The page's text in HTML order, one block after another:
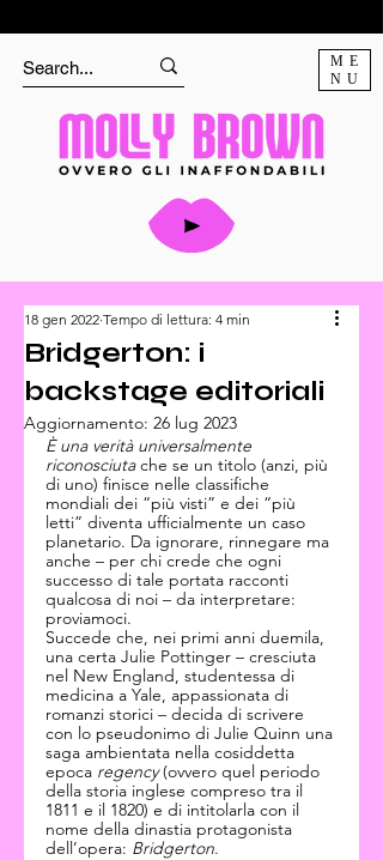
ME
NU
Bridgerton: i
backstage editoriali
18 gen 2022 Tempo di lettura: 4 min
Aggiornamento: 26 lug 2023
È una verità universalmente
riconosciuta che se un titolo (anzi, più
di uno) finisce nelle classifiche
mondiali dei “più visti” e dei “più
letti” diventa ufficialmente un caso
planetario. Da ignorare, rinnegare ma
anche – per chi crede che ogni
successo di tale portata racconti
qualcosa di noi – da interpretare:
proviamoci.
Succede che, nei primi anni duemila,
una certa Julie Pottinger – cresciuta
nel New England, studentessa di
medicina a Yale, appassionata di
romanzi storici – decida di scrivere
con lo pseudonimo di Julie Quinn una
saga ambientata nella cosiddetta
epoca regency (ovvero quel periodo
della storia inglese compreso tra il
1811 e il 1820) e di intitolarla con il
nome della dinastia protagonista
dell’opera: Bridgerton.